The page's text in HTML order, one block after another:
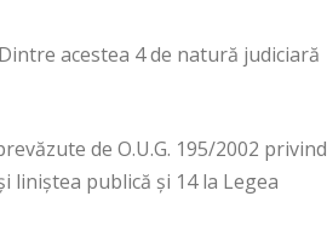
acestea 4 de natură judiciară
de O.U.G. 195/2002 privind
liniştea publică şi 14 la Legea